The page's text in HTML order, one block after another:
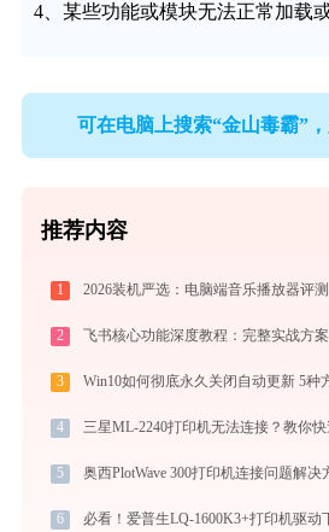
4、某些功能或模块无法正常加载或
可在电脑上搜索“金山毒霸”
推荐内容
1
2 飞书核心功能深度教程：完整实战方
3
4 三星ML-2240打印机无法连接？教你
5 奥西PlotWave 300打印机连接问题解决
6